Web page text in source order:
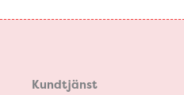
Kundtjänst